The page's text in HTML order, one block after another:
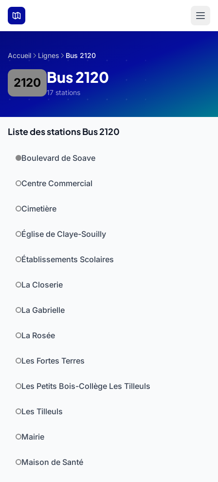
Aller au contenu principal
Accueil Lignes Bus 2120
2120 Bus 2120
17 stations
Liste des stations Bus 2120
Boulevard de Soave
Centre Commercial
Cimetière
Église de Claye-Souilly
Établissements Scolaires
La Closerie
La Gabrielle
La Rosée
Les Fortes Terres
Les Petits Bois-Collège Les Tilleuls
Les Tilleuls
Mairie
Maison de Santé